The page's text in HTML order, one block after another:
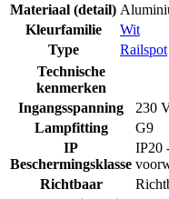
Materiaal (detail)
Kleurfamilie
Wit
Type
Railspot
Technische
kenmerken
Ingangsspanning
230
Lampfitting
G9
IP
Beschermingsklasse
IP20
Richtbaar